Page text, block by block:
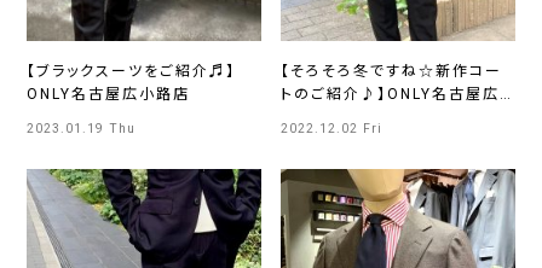
【ブラックスーツをご紹介♬】
ONLY名古屋広小路店
2023.01.19 Thu
【そろそろ冬ですね☆新作コー
トのご紹介♪】ONLY名古屋広
2022.12.02 Fri